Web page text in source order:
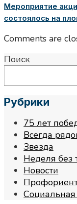
Мероприятие
состоялось на
Comments are
Поиск
Рубрики
75 лет
Всегда
Звезда
Неделя без
Новости
Социальная